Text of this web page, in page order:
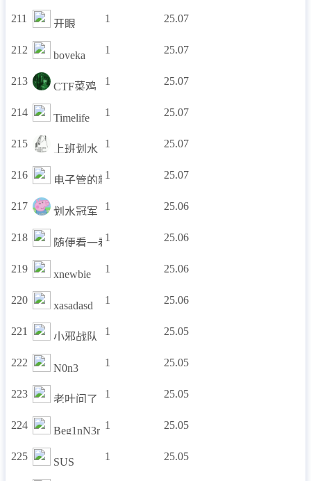
211 开眼 1 25.07
212 boyeka 1 25.07
213 CTF菜鸡 1 25.07
214 Timelife 1 25.07
215 上班划水 1 25.07
216 电子管的新战队
1 25.07
217 划水冠军 1 25.06
218 随便看一看
1 25.06
219 xnewbie 1 25.06
220 xasadasd 1 25.06
221 小邪战队 1 25.05
222 N0n3 1 25.05
223 老叶问了 1 25.05
224 Beg1nN3r 1 25.05
225 SUS 1 25.05